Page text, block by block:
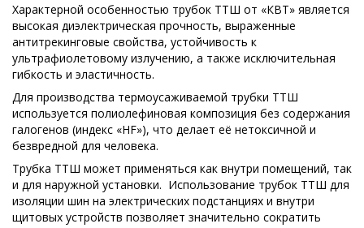
Характерной особенностью трубок ТТШ от «КВТ» является
высокая диэлектрическая прочность, выраженные
антитрекинговые свойства, устойчивость к
ультрафиолетовому излучению, а также исключительная
гибкость и эластичность.
Для производства термоусаживаемой трубки ТТШ
используется полиолефиновая композиция без содержания
галогенов (индекс «HF»), что делает её нетоксичной и
безвредной для человека.
Трубка ТТШ может применяться как внутри помещений, так
и для наружной установки. Использование трубок ТТШ для
изоляции шин на электрических подстанциях и внутри
щитовых устройств позволяет значительно сократить